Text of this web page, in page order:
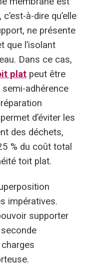
à-dire qu’elle
ne présente
que l’isolant
Dans ce cas,
plat peut être
adhérence
d’éviter les
des déchets,
% du coût total
toit plat.
impératives.
supporter
seconde